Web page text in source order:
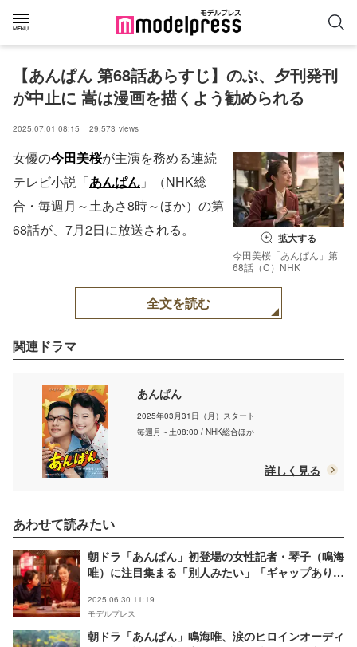
【あんぱん 第68話あらすじ】のぶ、夕刊発刊
が中止に 嵩は漫画を描くよう勧められる
2025.07.01 08:15 29,573 views
拡大する
今田美桜「あんぱん」第
68話（C）NHK
女優の今田美桜が主演を務める連続
テレビ小説「あんぱん 」（NHK総
合・毎週月～土あさ8時～ほか）の第
68話が、7月2日に放送される。
全文を読む
関連ドラマ
あんぱん
2025年03月31日（月）スタート
毎週月～土08:00 / NHK総合ほか
詳しく見る
あわせて読みたい
朝ドラ「あんぱん」初登場の女性記者・琴子（鳴海
唯）に注目集まる「別人みたい」「ギャップありす
2025.06.30 11:19
モデルプレス
朝ドラ「あんぱん」鳴海唯、涙のヒロインオーディ